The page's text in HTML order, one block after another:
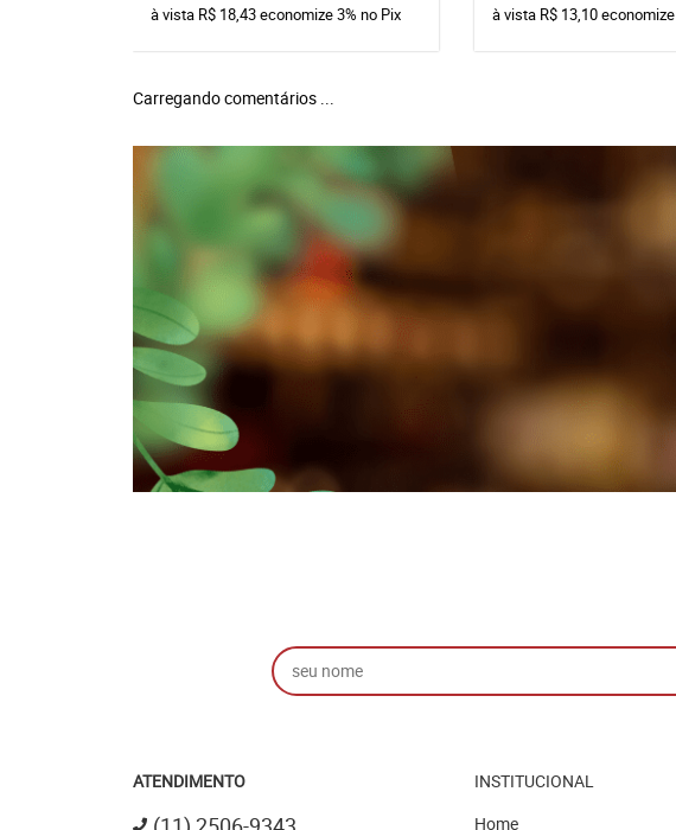
à vista R$ 18,43economize3% no Pix à vista R$ 13,10economize
Carregando comentários ...
ATENDIMENTO
INSTITUCIONAL
Home